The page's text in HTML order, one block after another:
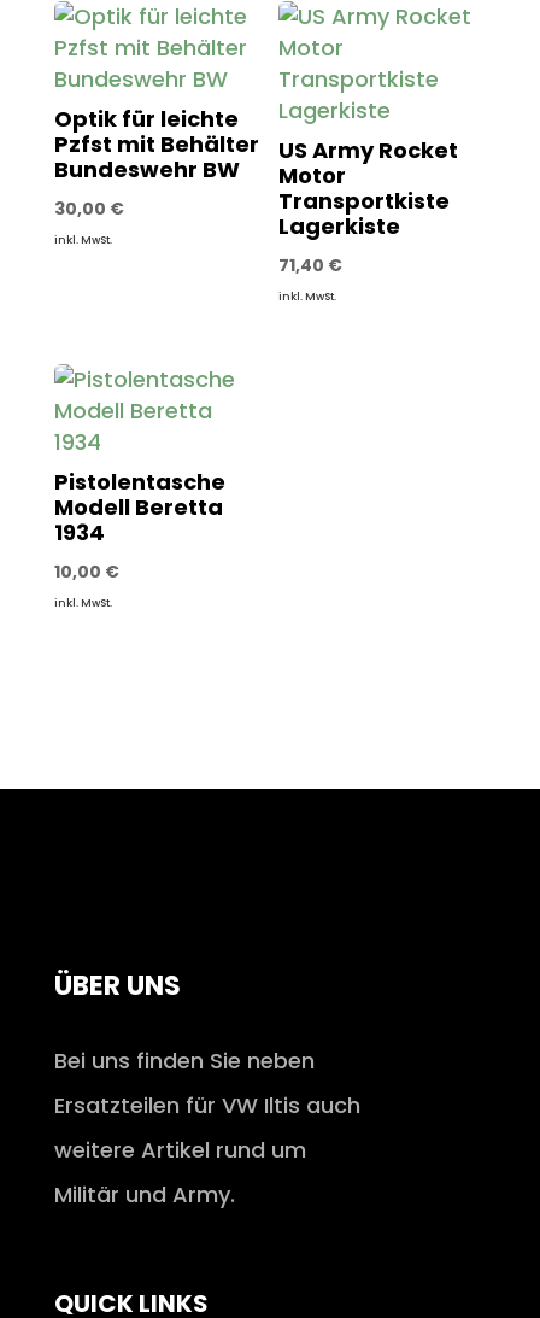
Optik für leichte
Pzfst mit Behälter
Bundeswehr BW
30,00 €
inkl. MwSt.
US Army Rocket
Motor
Transportkiste
Lagerkiste
71,40 €
inkl. MwSt.
Pistolentasche
Modell Beretta
1934
10,00 €
inkl. MwSt.
ÜBER UNS
Bei uns finden Sie neben
Ersatzteilen für VW Iltis auch
weitere Artikel rund um
Militär und Army.
QUICK LINKS